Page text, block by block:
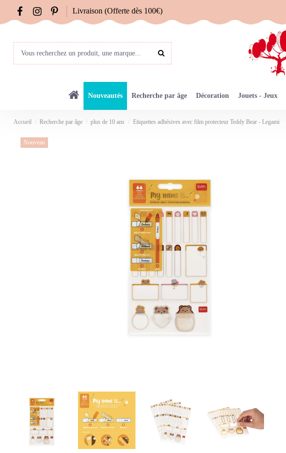
Livraison (Offerte dès 100€)
Nouveautés Recherche par âge Décoration Jouets - Jeux
Accueil Recherche par âge plus de 10 ans Etiquettes adhésives avec film protecteur Teddy Bear - Legami
Nouveau